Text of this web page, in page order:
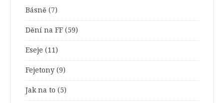
Básně (7)
Dění na FF (59)
Eseje (11)
Fejetony (9)
Jak na to (5)